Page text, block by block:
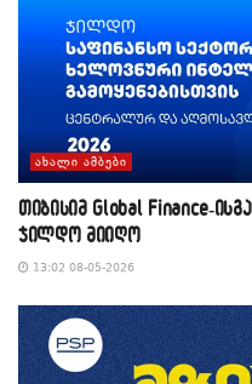
ᲐᲮᲐᲚᲘ ᲐᲛᲑᲔᲑᲘ
თიბისიმ Global Finance-
ჯილდო მიიღო
13:02 08-05-2026